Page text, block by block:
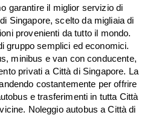
garantire il miglior servizio di
Singapore, scelto da migliaia di
provenienti da tutto il mondo.
gruppo semplici ed economici.
minibus e van con conducente,
privati a Città di Singapore. La
costantemente per offrire
e trasferimenti in tutta Città
Noleggio autobus a Città di